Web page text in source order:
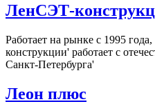
ЛенСЭТ-
Работает на рынке с 1995
конструкции' работает с
Санкт-Петербурга'
Леон плюс